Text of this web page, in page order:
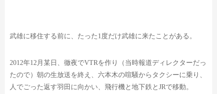
武雄に移住する前に、たった1度だけ武雄に来たことがある。
2012年12月某日、徹夜でVTRを作り（当時報道ディレクターだっ
たので） 朝の生放送を終え、六本木の喧騒からタクシーに乗り、
人でごった返す羽田に向かい、飛行機と地下鉄とJRで移動。